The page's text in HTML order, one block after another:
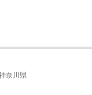
奈川県